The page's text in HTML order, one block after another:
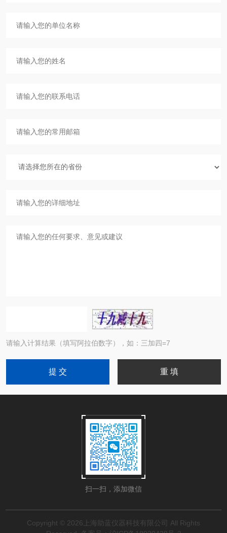
请输入计算结果（填写阿拉伯数字），如：三加四=7
扫一扫，添加微信
Copyright © 2026上海助蓝仪器科技有限公司 All Rights